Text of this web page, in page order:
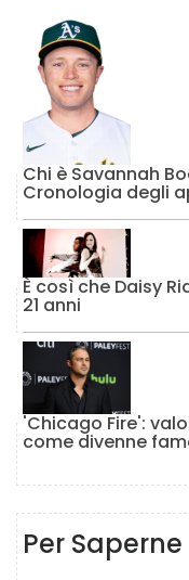
Chi è Savannah
Cronologia degli
È così che Daisy
21 anni
'Chicago Fire':
come divenne
Per Saperne